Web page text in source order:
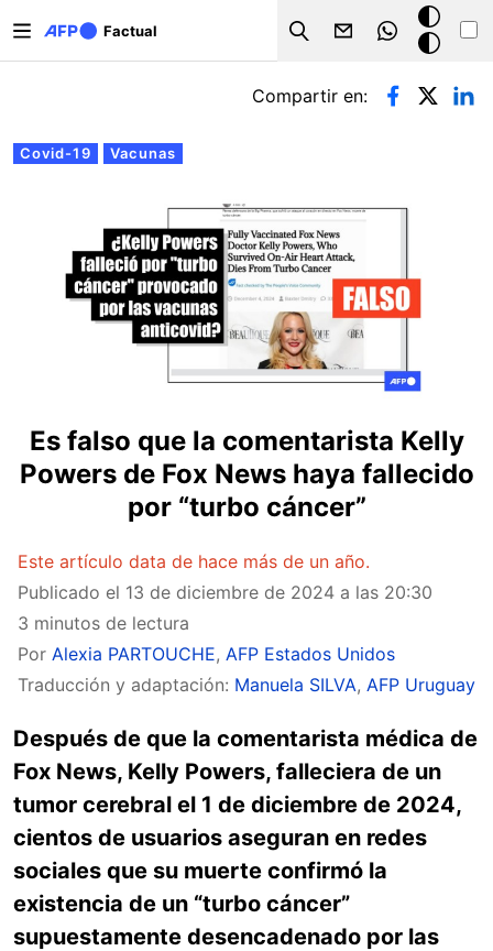
Factual
Search
Modo
oscuro
Solapas principales
Covid-19 Vacunas
Compartir en:
Es falso que la comentarista Kelly
Powers de Fox News haya fallecido
por “turbo cáncer”
Este artículo data de hace más de un año.
Publicado el 13 de diciembre de 2024 a las 20:30
3 minutos de lectura
Por Alexia PARTOUCHE, AFP Estados Unidos
Traducción y adaptación: Manuela SILVA, AFP Uruguay
Después de que la comentarista médica de
Fox News, Kelly Powers, falleciera de un
tumor cerebral el 1 de diciembre de 2024,
cientos de usuarios aseguran en redes
sociales que su muerte confirmó la
existencia de un “turbo cáncer”
supuestamente desencadenado por las